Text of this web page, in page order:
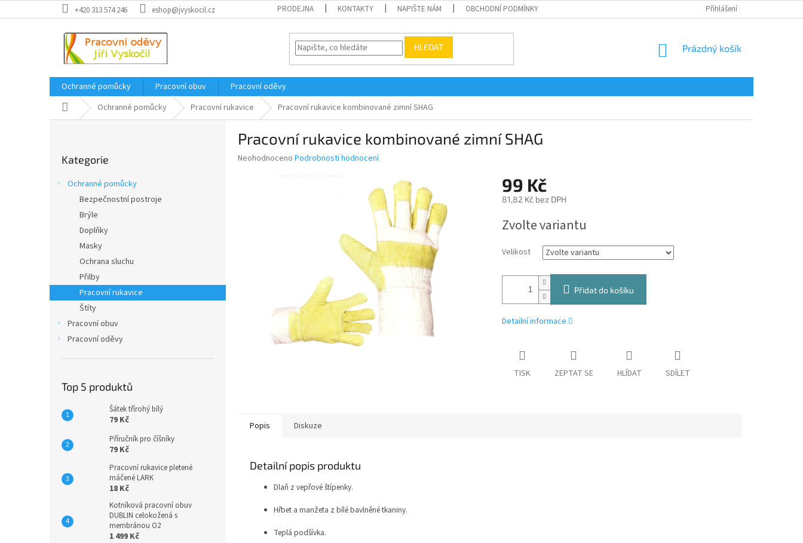
na
+420 313 574 246 eshop@jvyskocil.cz PRODEJNA KONTAKTY NAPIŠTE NÁM OBCHODNÍ PODMÍNKY REKLAMAČNÍ ŘÁD
Přihlášení
HLEDAT
NÁKUPNÍ
Prázdný košík
Ochranné pomůcky Pracovní obuv
Pracovní oděvy
Domů Ochranné pomůcky Pracovní rukavice Pracovní rukavice kombinované zimní SHAG
e
l
kategorie
Kategorie
Ochranné pomůcky
Bezpečnostní postroje
Brýle
Doplňky
Masky
Ochrana sluchu
Přilby
Pracovní rukavice
Štíty
Pracovní obuv
Pracovní oděvy
Top 5 produktů
Šátek třírohý bílý
79 Kč
Příručník pro číšníky
79 Kč
Pracovní rukavice pletené
máčené LARK
18 Kč
Kotníková pracovní obuv
DUBLIN celokožená s
membránou O2
1 499 Kč
Pracovní rukavice kombinované zimní SHAG
Průměrné
Neohodnoceno Podrobnosti hodnocení
99 Kč
81,82 Kč bez DPH
cena:
Zvolte variantu
Velikost
Přidat do košíku
Detailní informace
TISK ZEPTAT SE HLÍDAT SDÍLET
Popis Diskuze
Detailní popis produktu
Dlaň z vepřové štípenky.
Hřbet a manžeta z bílé bavlněné tkaniny.
Teplá podšívka.